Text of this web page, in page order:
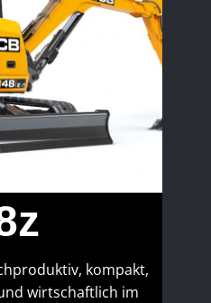
kompakt,
wirtschaftlich im